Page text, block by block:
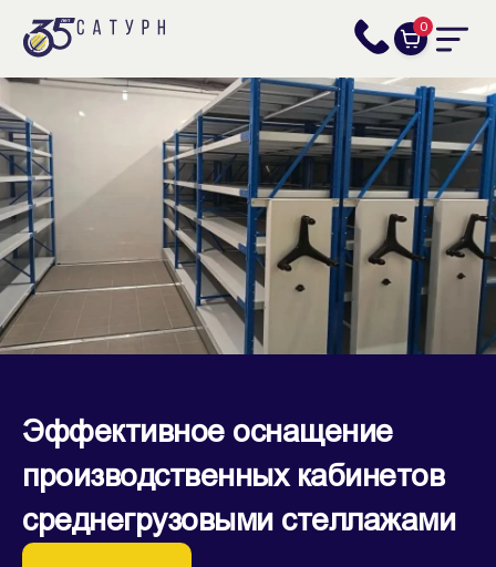
0
Эффективное оснащение
производственных кабинетов
среднегрузовыми стеллажами